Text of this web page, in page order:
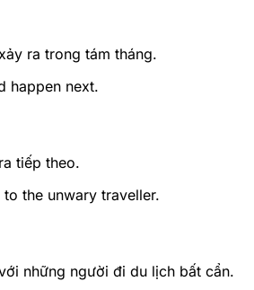
ra trong tám tháng.
happen next.
tiếp theo.
the unwary traveller.
những người đi du lịch bất cẩn.